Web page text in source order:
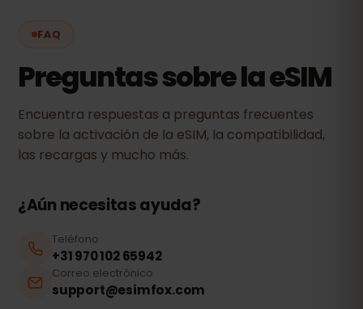
FAQ
Preguntas sobre la eSIM
Encuentra respuestas a preguntas frecuentes
sobre la activación de la eSIM, la compatibilidad,
las recargas y mucho más.
¿Aún necesitas ayuda?
Teléfono
+31 970 102 65942
Correo electrónico
support@esimfox.com